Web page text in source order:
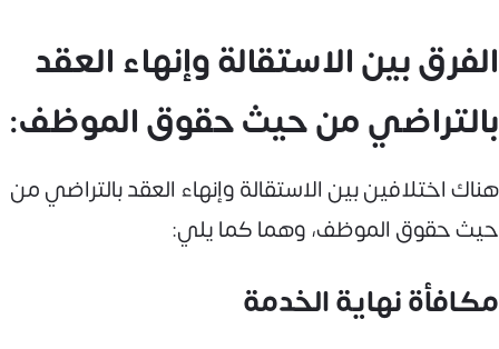
الفرق بين الاستقالة وإنهاء العقد
بالتراضي من حيث حقوق الموظف:
هناك اختلافين بين الاستقالة وإنهاء العقد بالتراضي من
حيث حقوق الموظف، وهما كما يلي:
مكافأة نهاية الخدمة